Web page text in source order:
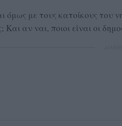
όμως με τους κατοίκους του
Και αν ναι, ποιοι είναι οι